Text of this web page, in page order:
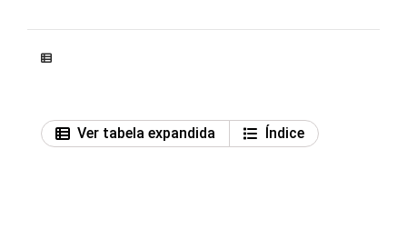
Ver tabela expandida Índice